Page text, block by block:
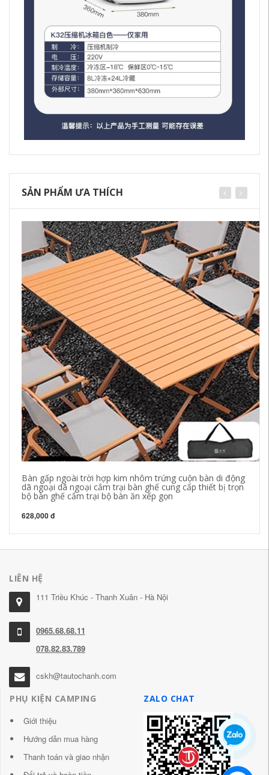
SẢN PHẨM ƯA THÍCH
Bàn gấp ngoài trời hợp kim nhôm trứng cuộn bàn di động
dã ngoại dã ngoại cắm trại bàn ghế cung cấp thiết bị trọn
bộ bàn ghế cắm trại bộ bàn ăn xếp gọn
628,000 đ
LIÊN HỆ
111 Triều Khúc - Thanh Xuân - Hà Nội
0965.68.68.11
078.82.83.789
cskh@tautochanh.com
PHỤ KIỆN CAMPING
Giới thiệu
Hướng dẫn mua hàng
Thanh toán và giao nhận
ZALO CHAT